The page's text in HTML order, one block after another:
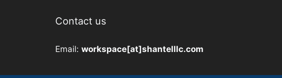
Contact us
Email: workspace[at]shantelllc.com